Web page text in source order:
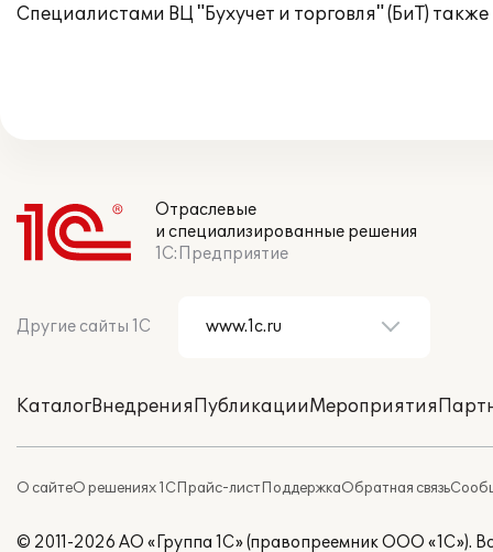
Специалистами ВЦ "Бухучет и торговля" (БиТ)
Отраслевые
и специализированные решения
1С:Предприятие
Другие сайты 1С
КаталогВнедренияПубликацииМероприятия
О сайтеО решениях 1СПрайс-листПоддержкаОбратная связь
© 2011-2026 АО «Группа 1С» (правопреемник ООО «1С»).